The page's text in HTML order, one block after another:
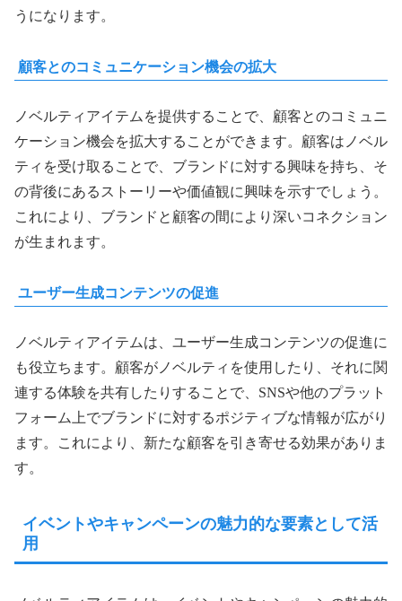
うになります。
顧客とのコミュニケーション機会の拡大
ノベルティアイテムを提供することで、顧客とのコミュニ
ケーション機会を拡大することができます。顧客はノベル
ティを受け取ることで、ブランドに対する興味を持ち、そ
の背後にあるストーリーや価値観に興味を示すでしょう。
これにより、ブランドと顧客の間により深いコネクション
が生まれます。
ユーザー生成コンテンツの促進
ノベルティアイテムは、ユーザー生成コンテンツの促進に
も役立ちます。顧客がノベルティを使用したり、それに関
連する体験を共有したりすることで、SNSや他のプラット
フォーム上でブランドに対するポジティブな情報が広がり
ます。これにより、新たな顧客を引き寄せる効果がありま
す。
イベントやキャンペーンの魅力的な要素として活
用